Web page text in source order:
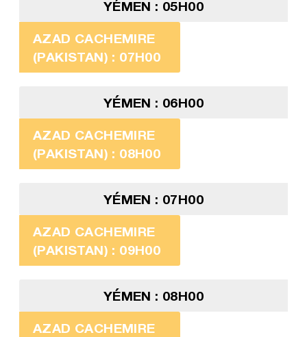
YÉMEN : 05H00
AZAD CACHEMIRE
(PAKISTAN) : 07H00
YÉMEN : 06H00
AZAD CACHEMIRE
(PAKISTAN) : 08H00
YÉMEN : 07H00
AZAD CACHEMIRE
(PAKISTAN) : 09H00
YÉMEN : 08H00
AZAD CACHEMIRE